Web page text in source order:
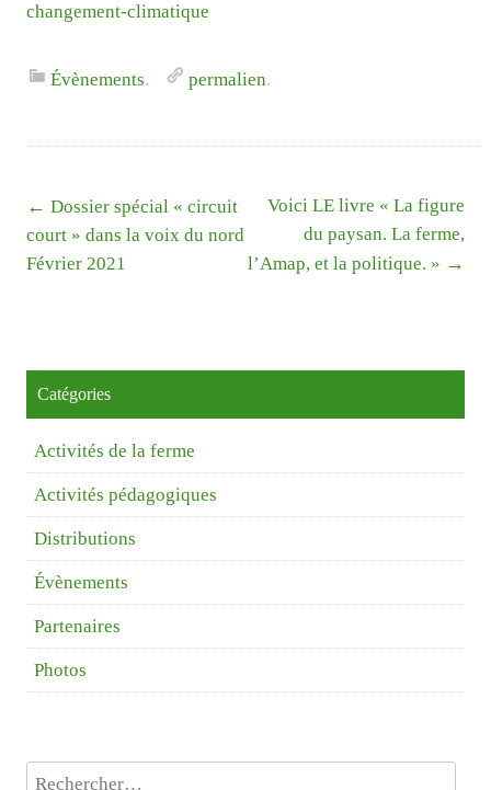
changement-climatique
Évènements. permalien.
Liste
des
articles
← Dossier spécial « circuit
court » dans la voix du nord
Février 2021
Voici LE livre « La figure
du paysan. La ferme,
l’Amap, et la politique. » →
Catégories
Activités de la ferme
Activités pédagogiques
Distributions
Évènements
Partenaires
Photos
Rechercher :